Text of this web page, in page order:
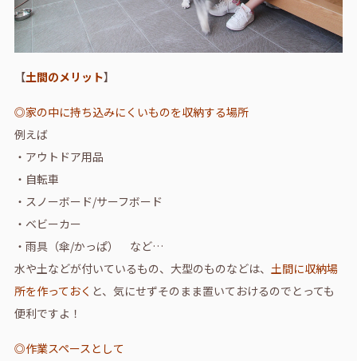
【土間のメリット】
◎家の中に持ち込みにくいものを収納する場所
例えば
・アウトドア用品
・自転車
・スノーボード/サーフボード
・ベビーカー
・雨具（傘/かっぱ） など…
水や土などが付いているもの、大型のものなどは、 土間に収納場
所を作っておく と、気にせずそのまま置いておけるのでとっても
便利ですよ！
◎作業スペースとして